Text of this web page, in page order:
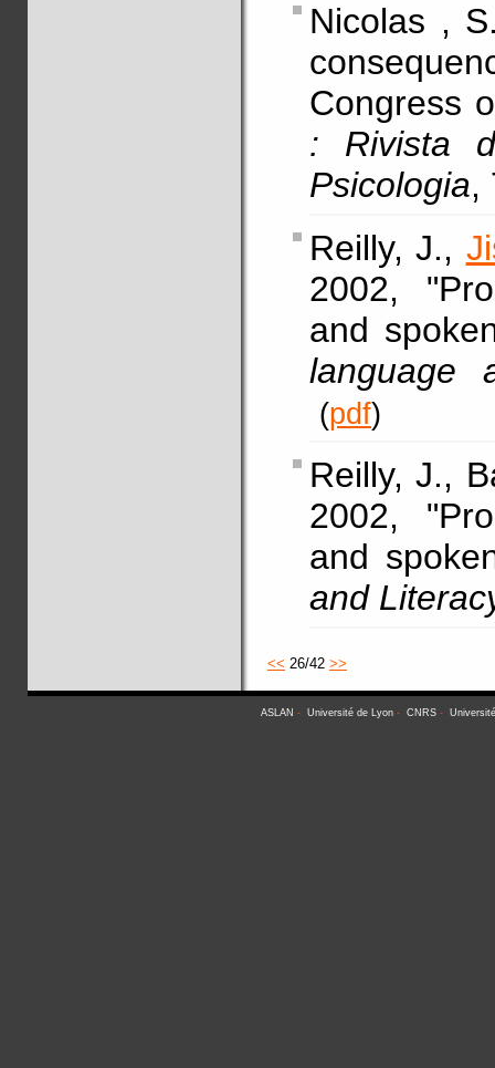
Nicolas ,
Congress
: Rivista
Psicologia,
Reilly, J.,
2002,
and
language
(pdf)
Reilly, J.,
2002,
and
and
<< 26/42 >>
ASLAN - Université de Lyon - CNRS -